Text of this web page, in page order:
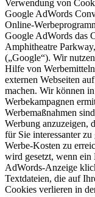
Verwendung von
Google AdWords
Online-
Google AdWords das
Amphitheatre
(„Google“). Wir
Hilfe von
externen Webseiten
machen. Wir können
Werbekampagnen
Werbemaßnahmen
Werbung anzuzeigen,
für Sie interessanter
Werbe-Kosten zu
wird gesetzt, wenn ein
AdWords-Anzeige
Textdateien, die auf
Cookies verlieren in